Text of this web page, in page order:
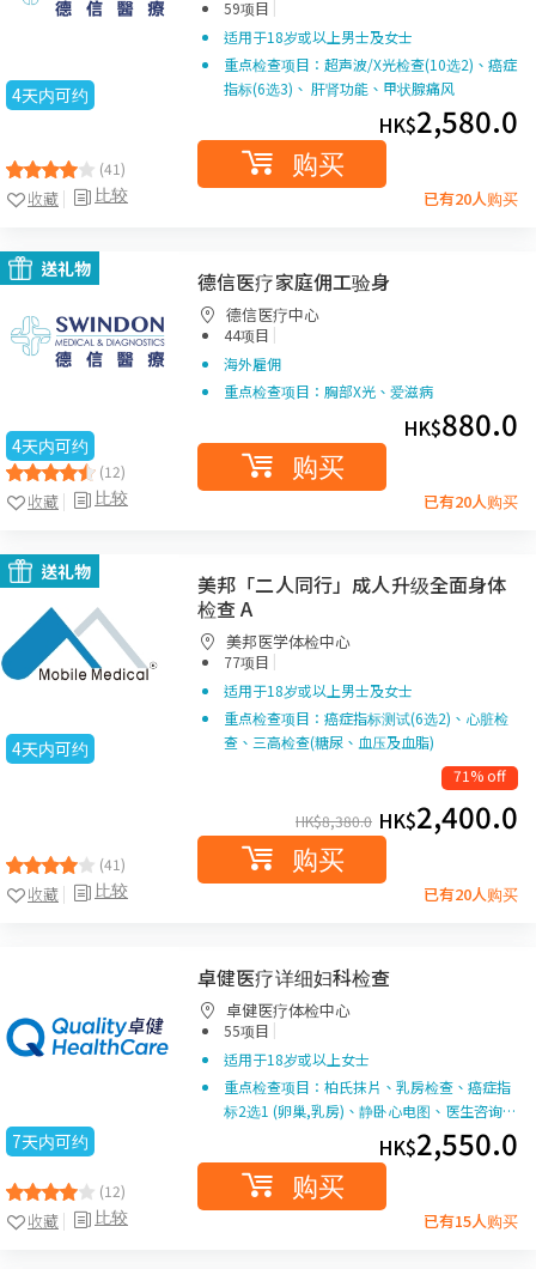
4天内可约
(41)
比较
收藏
59项目
适用于18岁或以上男士及女士
重点检查项目：超声波/X光检查(10选2)、癌症
指标(6选3)、 肝肾功能、甲状腺痛风
HK$2,580.0
购买
已有20人购买
送礼物
4天内可约
(12)
比较
收藏
德信医疗家庭佣工验身
德信医疗中心
44项目 |
海外雇佣
重点检查项目：胸部X光、爱滋病
HK$880.0
购买
已有20人购买
送礼物
4天内可约
(41)
比较
收藏
美邦「二人同行」成人升级全面身体
检查 A
美邦医学体检中心
77项目 |
适用于18岁或以上男士及女士
重点检查项目：癌症指标测试(6选2)、心脏检
查、三高检查(糖尿、血压及血脂)
71% off
HK$8,380.0 HK$2,400.0
购买
已有20人购买
7天内可约
(12)
比较
收藏
卓健医疗详细妇科检查
卓健医疗体检中心
55项目 |
适用于18岁或以上女士
重点检查项目：柏氏抹片、乳房检查、癌症指
标2选1 (卵巢,乳房)、静卧心电图、医生咨询…
HK$2,550.0
购买
已有15人购买